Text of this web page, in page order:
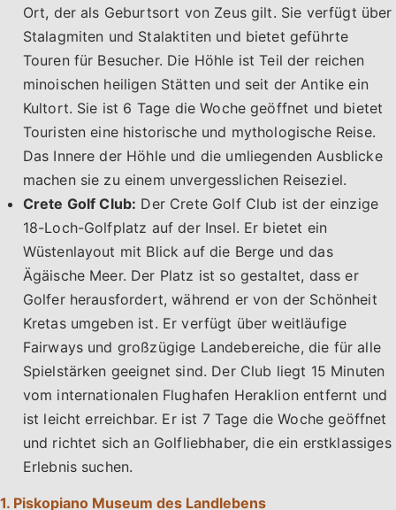
Ort, der als Geburtsort von Zeus gilt. Sie verfügt über
Stalagmiten und Stalaktiten und bietet geführte
Touren für Besucher. Die Höhle ist Teil der reichen
minoischen heiligen Stätten und seit der Antike ein
Kultort. Sie ist 6 Tage die Woche geöffnet und bietet
Touristen eine historische und mythologische Reise.
Das Innere der Höhle und die umliegenden Ausblicke
machen sie zu einem unvergesslichen Reiseziel.
Crete Golf Club: Der Crete Golf Club ist der einzige
18-Loch-Golfplatz auf der Insel. Er bietet ein
Wüstenlayout mit Blick auf die Berge und das
Ägäische Meer. Der Platz ist so gestaltet, dass er
Golfer herausfordert, während er von der Schönheit
Kretas umgeben ist. Er verfügt über weitläufige
Fairways und großzügige Landebereiche, die für alle
Spielstärken geeignet sind. Der Club liegt 15 Minuten
vom internationalen Flughafen Heraklion entfernt und
ist leicht erreichbar. Er ist 7 Tage die Woche geöffnet
und richtet sich an Golfliebhaber, die ein erstklassiges
Erlebnis suchen.
1. Piskopiano Museum des Landlebens